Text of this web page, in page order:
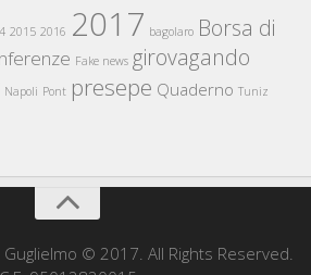
2015 2016 2017 bagolaro Borsa di
Fake news girovagando
Napoli Pont presepe Quaderno Tuniz
© 2017. All Rights Reserved.